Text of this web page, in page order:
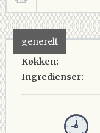
generelt
Køkken:
Ingredienser: